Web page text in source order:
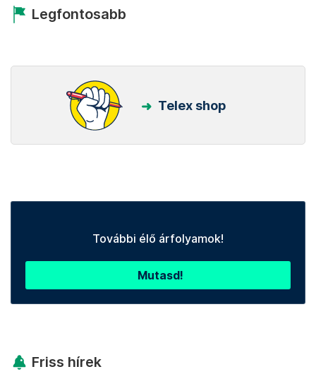
Legfontosabb
Telex shop
További élő árfolyamok!
Mutasd!
Friss hírek